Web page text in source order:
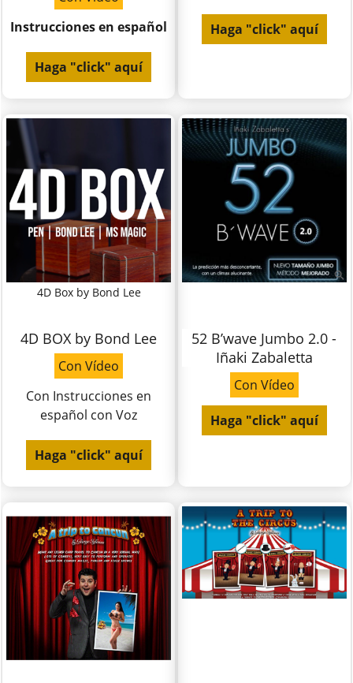
Instrucciones en español
Haga "click" aquí
Haga "click" aquí
4D Box by Bond Lee
4D BOX by Bond Lee
Con Vídeo
Con Instrucciones en
español con Voz
Haga "click" aquí
52 B’wave Jumbo 2.0 -
Iñaki Zabaletta
Con Vídeo
Haga "click" aquí